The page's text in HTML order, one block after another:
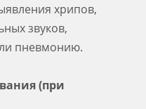
хрипов,
звуков,
пневмонию.
(при